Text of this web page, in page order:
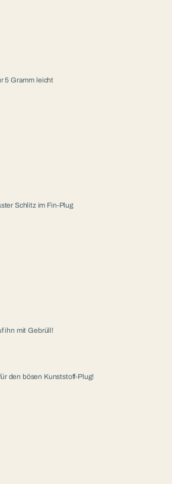
5 Gramm leicht
Schlitz im Fin-Plug
ihn mit Gebrüll!
den bösen Kunststoff-Plug!